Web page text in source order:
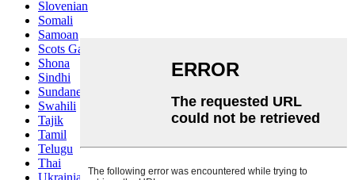
Slovenian
Somali
Samoan
Scots Gaelic
Shona
Sindhi
Sundanese
Swahili
Tajik
Tamil
Telugu
Thai